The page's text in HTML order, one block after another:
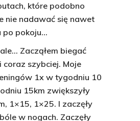
które podobno
nie nadawać się nawet
po pokoju…
Zacząłem biegać
coraz szybciej. Moje
1x w tygodniu 10
15km zwiększyły
1×15, 1×25. I zaczęły
w nogach. Zaczęły